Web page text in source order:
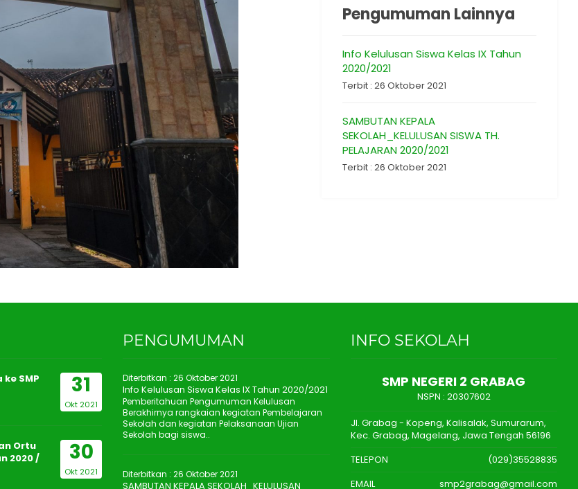
Pengumuman Lainnya
Info Kelulusan Siswa Kelas IX Tahun
2020/2021
Terbit : 26 Oktober 2021
SAMBUTAN KEPALA
SEKOLAH_KELULUSAN SISWA TH.
PELAJARAN 2020/2021
Terbit : 26 Oktober 2021
31
Okt 2021
SMP
30
Okt 2021
Ortu
2020 /
PENGUMUMAN
Diterbitkan : 26 Oktober 2021
Info Kelulusan Siswa Kelas IX Tahun 2020/2021
Pemberitahuan Pengumuman Kelulusan
Berakhirnya rangkaian kegiatan Pembelajaran
Sekolah dan kegiatan Pelaksanaan Ujian
Sekolah bagi siswa..
Diterbitkan : 26 Oktober 2021
SAMBUTAN KEPALA SEKOLAH_KELULUSAN
INFO SEKOLAH
SMP NEGERI 2 GRABAG
NSPN : 20307602
Jl. Grabag - Kopeng, Kalisalak, Sumurarum,
Kec. Grabag, Magelang, Jawa Tengah 56196
TELEPON
(029)35528835
EMAIL
smp2grabag@gmail.com